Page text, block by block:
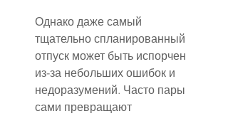
Однако даже самый
тщательно спланированный
отпуск может быть испорчен
из-за небольших ошибок и
недоразумений. Часто пары
сами превращают